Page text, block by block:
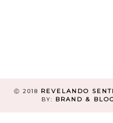
Ⓒ 2018 REVELANDO
BY:
BRAND &